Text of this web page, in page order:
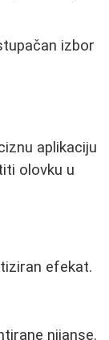
izbor
aplikaciju
olovku u
efekat.
nijanse.